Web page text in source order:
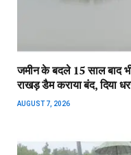
जमीन के बदले 15 साल बाद
राखड़ डैम कराया बंद, दिया
AUGUST 7, 2026